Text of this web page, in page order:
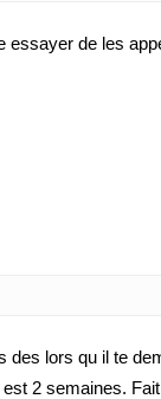
essayer de les
des lors qu il te
2 semaines.